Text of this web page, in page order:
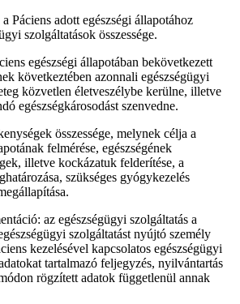
Páciens adott egészségi állapotához
szolgáltatások összessége.
egészségi állapotában bekövetkezett
következtében azonnali egészségügyi
közvetlen életveszélybe kerülne, illetve
egészségkárosodást szenvedne.
összessége, melynek célja a
felmérése, egészségének
illetve kockázatuk felderítése, a
szükséges gyógykezelés
az egészségügyi szolgáltatás a
szolgáltatást nyújtó személy
kezelésével kapcsolatos egészségügyi
tartalmazó feljegyzés, nyilvántartás
rögzített adatok függetlenül annak